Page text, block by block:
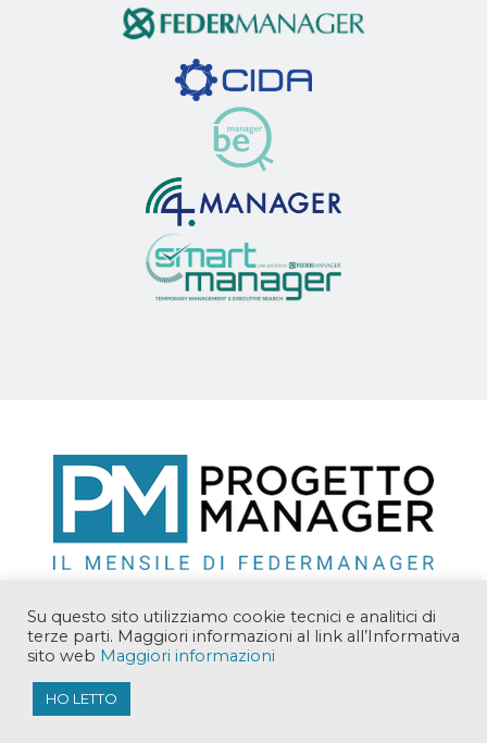
Copyright © 2018 Manager Solutions Srl. Tutti i diritti
Su questo sito utilizziamo cookie tecnici e analitici di
terze parti. Maggiori informazioni al link all’Informativa
sito web Maggiori informazioni
HO LETTO